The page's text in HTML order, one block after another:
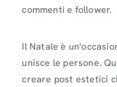
commenti e follower.
Il Natale è
unisce le persone.
creare post estetici